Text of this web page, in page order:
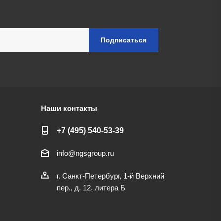
Наши контакты
+7 (495) 540-53-39
info@ngsgroup.ru
г. Санкт-Петербург, 1-й Верхний
пер., д. 12, литера Б